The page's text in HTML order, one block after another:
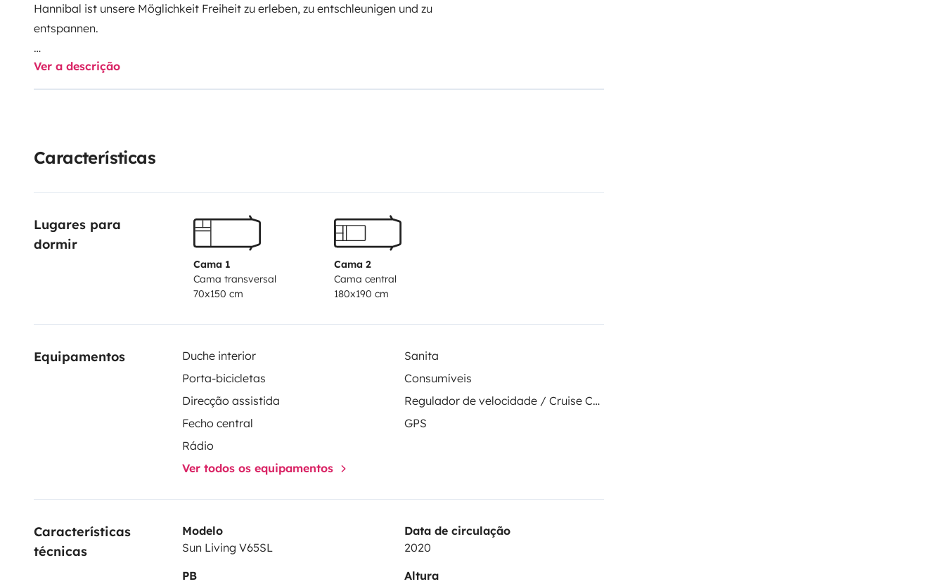
Hannibal ist unsere Möglichkeit Freiheit zu erleben, zu entschleunigen und zu
entspannen.
Dies möchten wir mit Euch teilen.
Ver a descrição
Características
Lugares para
dormir
Cama 1
Cama transversal
70x150 cm
Cama 2
Cama central
180x190 cm
Equipamentos Duche interior
Sanita
Porta-bicicletas
Consumíveis
Direcção assistida
Regulador de velocidade / Cruise Control
Fecho central
GPS
Rádio
Ver todos os equipamentos
Características
técnicas
Modelo
Sun Living V65SL
Data de circulação
2020
PB
Altura